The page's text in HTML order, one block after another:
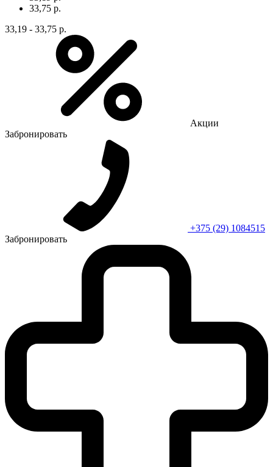
33,75 р.
33,19 - 33,75 р.
Акции
Забронировать
+375 (29) 1084515
Забронировать